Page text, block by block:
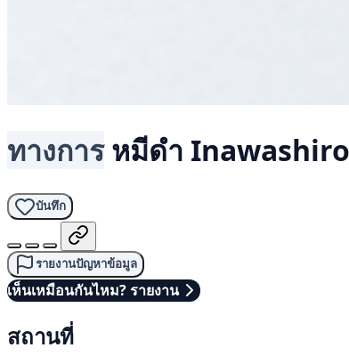
ทางการ หมีดำ
บันทึก
รายงานปัญหาข้อมูล
เห็นเหมือนกันไหม? รายงาน
สถานที่